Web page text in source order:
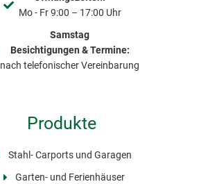
Mo - Fr 9:00 – 17:00 Uhr
Samstag
Besichtigungen & Termine:
nach telefonischer Vereinbarung
Produkte
Stahl- Carports und Garagen
Garten- und Ferienhäuser